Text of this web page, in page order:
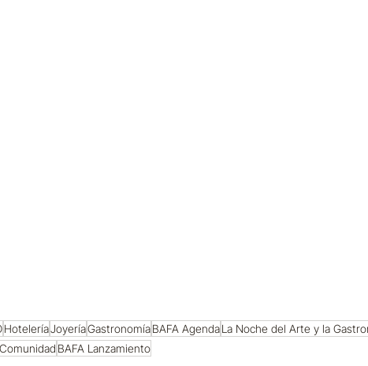
HoteleríaJoyeríaGastronomíaBAFA AgendaLa Noche del Arte y la
BAFA Lanzamiento